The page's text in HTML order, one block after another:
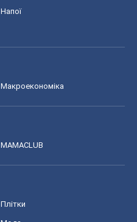
Напої
Макроекономіка
MAMACLUB
Плітки